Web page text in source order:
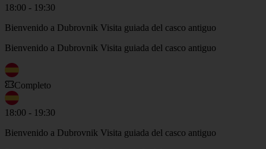
18:00 - 19:30
Bienvenido a Dubrovnik Visita guiada del casco antiguo
Bienvenido a Dubrovnik Visita guiada del casco antiguo
Completo
18:00 - 19:30
Bienvenido a Dubrovnik Visita guiada del casco antiguo